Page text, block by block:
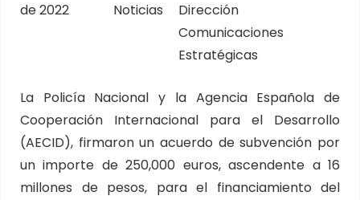
de 2022
Noticias
Dirección
Comunicaciones
Estratégicas
La Policía Nacional y la Agencia Española de
Cooperación Internacional para el Desarrollo
(AECID), firmaron un acuerdo de subvención por
un importe de 250,000 euros, ascendente a 16
millones de pesos, para el financiamiento del